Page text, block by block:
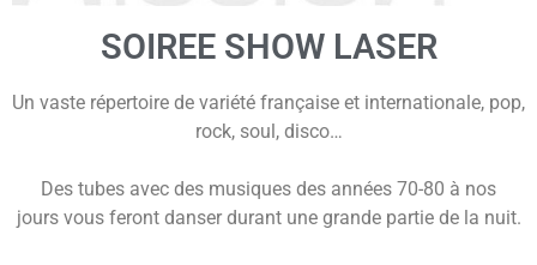
SOIREE SHOW LASER
Un vaste répertoire de variété française et internationale, pop,
rock, soul, disco…
Des tubes avec des musiques des années 70-80 à nos
jours vous feront danser durant une grande partie de la nuit.